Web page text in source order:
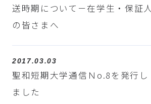
送時期について－在学生・保証人
の皆さまへ
2017.03.03
聖和短期大学通信Ｎo.8を発行し
ました